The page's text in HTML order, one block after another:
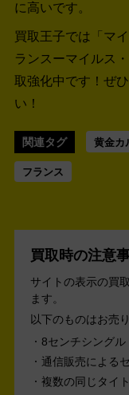
に高いです。
買取王子では「マ
ランスーマイルス
取強化中です！ ぜ
い！
関連タグ 黄金カ
フランス
買取時の注意
サイトの表示の買
ます。
以下のものはお売
8センチシングル
通信販売による
複数の同じタイ